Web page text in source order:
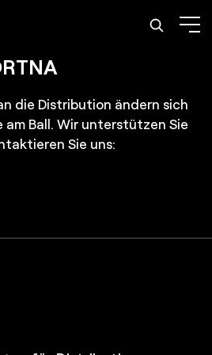
die Distribution ändern sich
Ball. Wir unterstützen Sie
Sie uns:
der Entscheidung über den